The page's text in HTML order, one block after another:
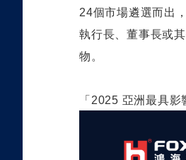
24個市場遴選而出
執行長、董事長或
物。
「 2025 亞洲最具影